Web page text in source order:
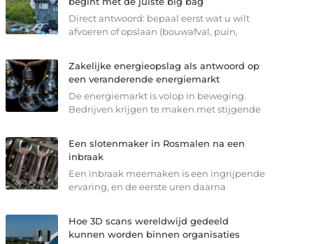
Direct antwoord: bepaal eerst wat u wilt
afvoeren of opslaan (bouwafval, puin,
Zakelijke energieopslag als antwoord op
een veranderende energiemarkt
De energiemarkt is volop in beweging.
Bedrijven krijgen te maken met stijgende
Een slotenmaker in Rosmalen na een
inbraak
Een inbraak meemaken is een ingrijpende
ervaring, en de eerste uren daarna
Hoe 3D scans wereldwijd gedeeld
kunnen worden binnen organisaties